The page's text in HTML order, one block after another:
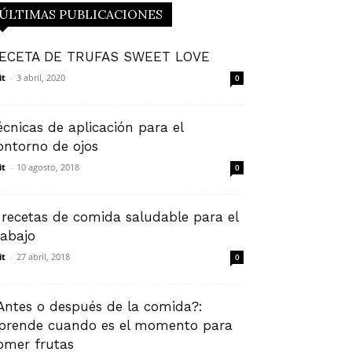
ÚLTIMAS PUBLICACIONES
DE TRUFAS SWEET LOVE
- 3 abril, 2020 0
de aplicación para el
de ojos
- 10 agosto, 2018 0
de comida saludable para el
- 27 abril, 2018 0
o después de la comida?:
cuando es el momento para
frutas